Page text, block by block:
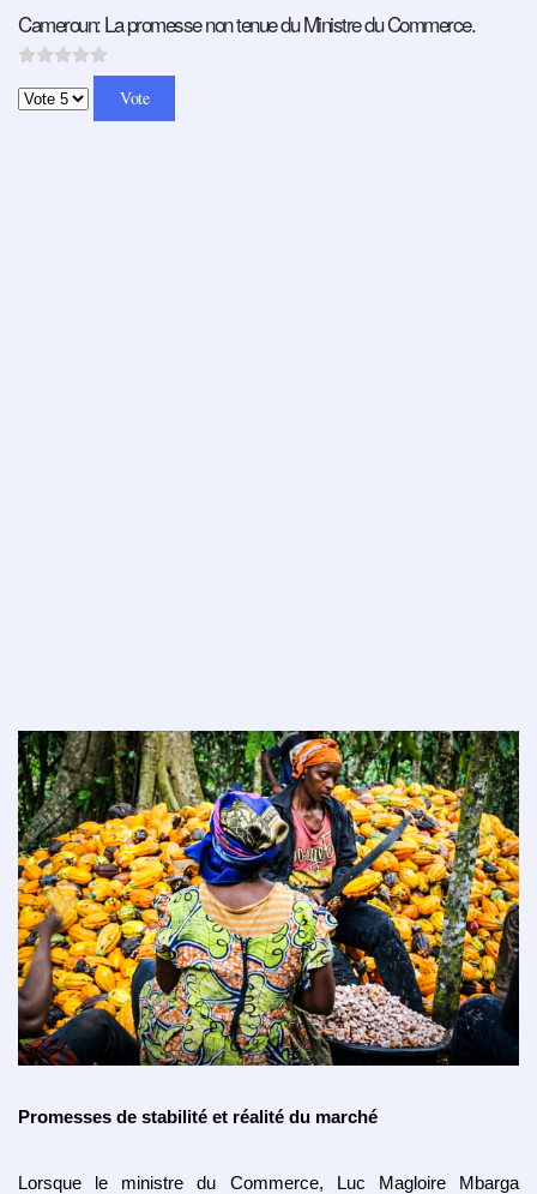
Cameroun: La promesse non tenue du Ministre du Commerce.
Veuillez voter
Promesses de stabilité et réalité du marché
Lorsque le ministre du Commerce, Luc Magloire Mbarga